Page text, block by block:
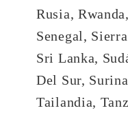
Rusia,
Senegal,
Sri Lanka,
Del Sur,
Tailandia,